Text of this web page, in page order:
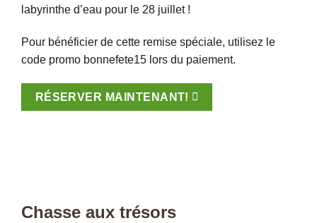
labyrinthe d’eau pour le 28 juillet !
Pour bénéficier de cette remise spéciale, utilisez le
code promo bonnefete15 lors du paiement.
RÉSERVER MAINTENANT!
Chasse aux trésors